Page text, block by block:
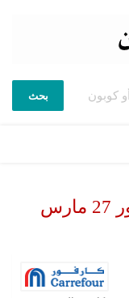
بحث
عروض كارفور 27 مارس